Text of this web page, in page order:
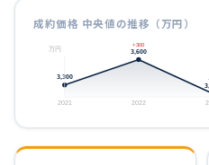
成約価格 中央値の推移（万円）
万円
3,300
2021
3,600
+300
2022